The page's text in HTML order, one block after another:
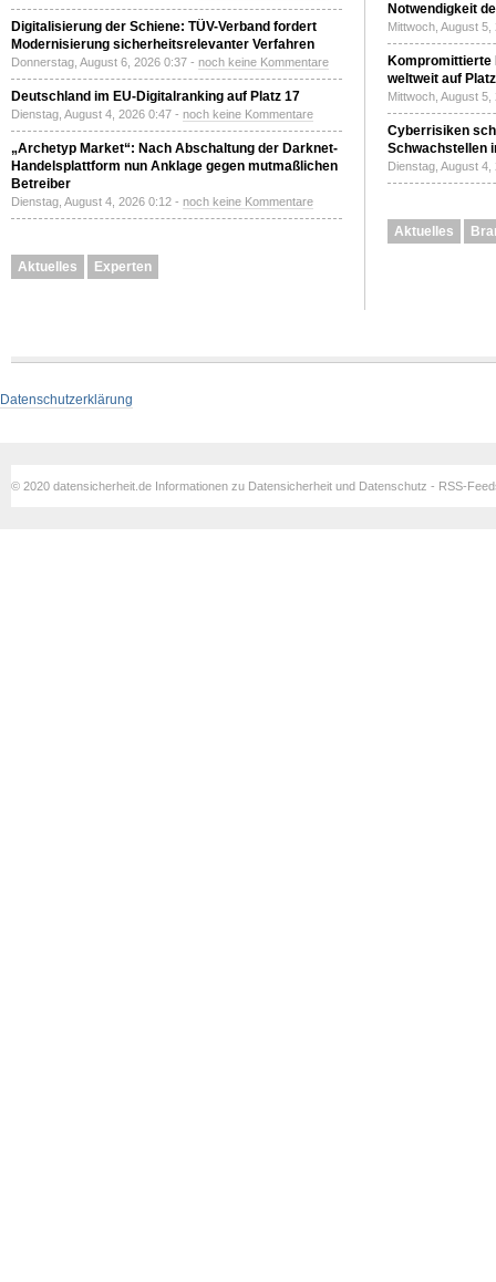
Digitalisierung der Schiene: TÜV-Verband fordert
Modernisierung sicherheitsrelevanter Verfahren
Donnerstag, August 6, 2026 0:37 - noch keine Kommentare
Deutschland im EU-Digitalranking auf Platz 17
Dienstag, August 4, 2026 0:47 - noch keine Kommentare
„Archetyp Market“: Nach Abschaltung der Darknet-
Handelsplattform nun Anklage gegen mutmaßlichen
Betreiber
Dienstag, August 4, 2026 0:12 - noch keine Kommentare
Aktuelles Experten
Notwendigkeit
Mittwoch, August
Kompromittierte
weltweit auf
Mittwoch, August
Cyberrisiken
Schwachstellen
Dienstag, August
Aktuelles
Datenschutzerklärung
© 2020 datensicherheit.de Informationen zu Datensicherheit und Datenschutz - RSS-